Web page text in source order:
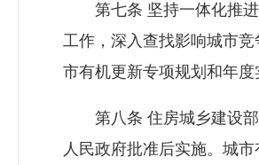
第七条 坚持一体化推进
工作，深入查找影响城市
市有机更新专项规划和年
第八条 住房城乡建设部
人民政府批准后实施。城